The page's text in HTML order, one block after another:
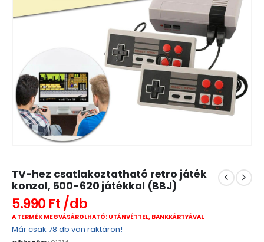
TV-hez csatlakoztatható retro játék
konzol, 500-620 játékkal (BBJ)
5.990 Ft
A TERMÉK MEGVÁSÁROLHATÓ: UTÁNVÉTTEL, BANKKÁRTYÁVAL
Már csak 78 db van raktáron!